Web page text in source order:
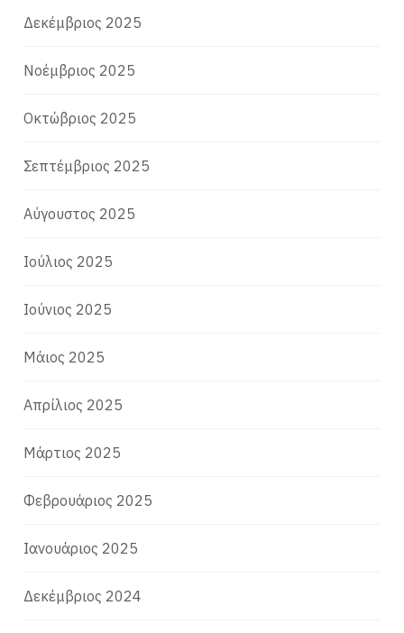
Δεκέμβριος 2025
Νοέμβριος 2025
Οκτώβριος 2025
Σεπτέμβριος 2025
Αύγουστος 2025
Ιούλιος 2025
Ιούνιος 2025
Μάιος 2025
Απρίλιος 2025
Μάρτιος 2025
Φεβρουάριος 2025
Ιανουάριος 2025
Δεκέμβριος 2024